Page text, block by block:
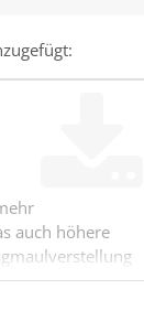
auch höhere
können ohne das
geht.